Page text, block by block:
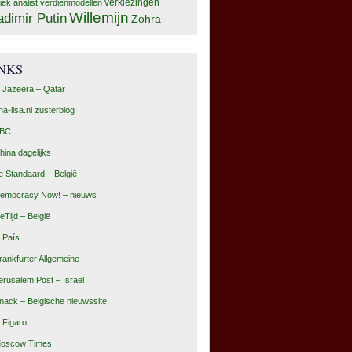
analist verdienmodellen verkiezingen
PutinWillemijn Zohra
Jazeera – Qatar
lisa.nl zusterblog
dagelijks
Standaard – België
Now! – nieuws
– België
País
Allgemeine
Post – Israel
– Belgische nieuwssite
Figaro
Times